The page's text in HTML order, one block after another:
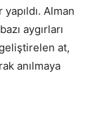
Alman
aygırları
at,
anılmaya